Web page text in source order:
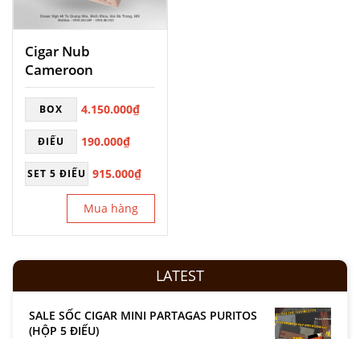
Cigar Nub
Cameroon
BOX 4.150.000₫
ĐIẾU 190.000₫
SET 5 ĐIẾU 915.000₫
Mua hàng
LATEST
SALE SỐC CIGAR MINI PARTAGAS PURITOS
(HỘP 5 ĐIẾU)